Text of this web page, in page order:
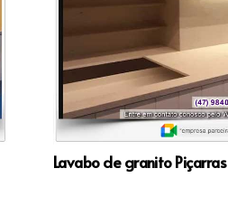
Lavabo de granito Piçarras